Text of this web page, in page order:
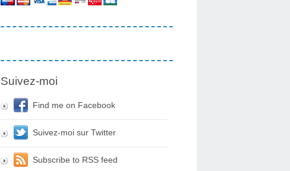
Suivez-moi
Find me on Facebook
Suivez-moi sur Twitter
Subscribe to RSS feed